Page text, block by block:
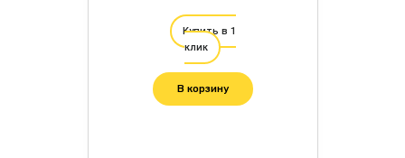
Купить в 1
клик
В корзину